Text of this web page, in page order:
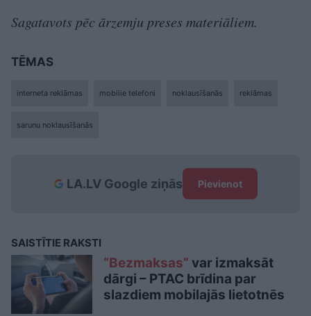
Sagatavots pēc ārzemju preses materiāliem.
TĒMAS
interneta reklāmas mobilie telefoni noklausīšanās reklāmas
sarunu noklausīšanās
LA.LV Google ziņās Pievienot
SAISTĪTIE RAKSTI
“Bezmaksas” var izmaksāt
dārgi – PTAC brīdina par
slazdiem mobilajās lietotnēs